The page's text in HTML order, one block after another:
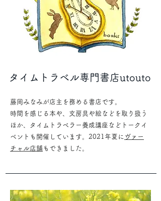
タイムトラベル専門書店utouto
藤岡みなみが店主を務める書店です。
時間を感じる本や、文房具や絵などを取り扱う
ほか、タイムトラベラー養成講座などトークイ
ベントも開催しています。2021年夏に ヴァー
チャル店舗 もできました。